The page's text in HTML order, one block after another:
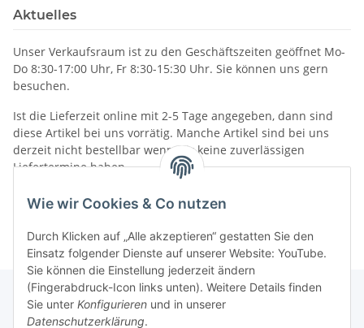
Wie wir Cookies & Co nutzen
Durch Klicken auf „Alle akzeptieren“ gestatten Sie den
Einsatz folgender Dienste auf unserer Website: YouTube.
Sie können die Einstellung jederzeit ändern
(Fingerabdruck-Icon links unten). Weitere Details finden
Sie unter Konfigurieren und in unserer
Datenschutzerklärung.
Aktuelles
Unser Verkaufsraum ist zu den Geschäftszeiten geöffnet Mo-
Do 8:30-17:00 Uhr, Fr 8:30-15:30 Uhr. Sie können uns gern
besuchen.
Ist die Lieferzeit online mit 2-5 Tage angegeben, dann sind
diese Artikel bei uns vorrätig. Manche Artikel sind bei uns
derzeit nicht bestellbar wenn wir keine zuverlässigen
Liefertermine haben.
Informationen